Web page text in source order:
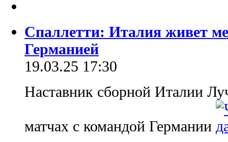
Спаллетти: Италия живет
Германией
19.03.25 17:30
Наставник сборной Италии
матчах с командой Германии